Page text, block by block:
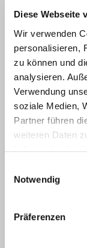
Diese Webseite
Wir verwenden
personalisieren,
zu können und
analysieren.
Verwendung
soziale Medien,
Partner führen
weiteren Daten
Notwendig
Präferenzen
Hier